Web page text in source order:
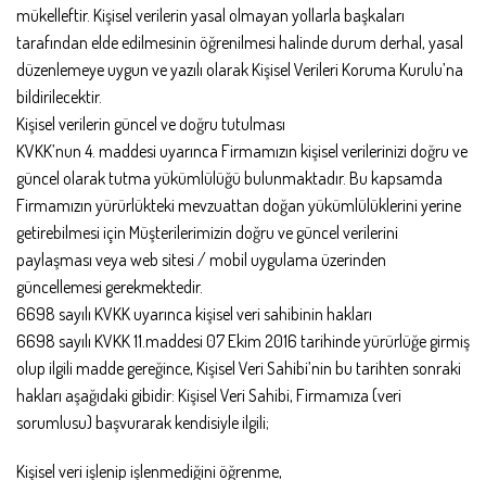
mükelleftir. Kişisel verilerin yasal olmayan yollarla başkaları
tarafından elde edilmesinin öğrenilmesi halinde durum derhal, yasal
düzenlemeye uygun ve yazılı olarak Kişisel Verileri Koruma Kurulu’na
bildirilecektir.
Kişisel verilerin güncel ve doğru tutulması
KVKK’nun 4. maddesi uyarınca Firmamızın kişisel verilerinizi doğru ve
güncel olarak tutma yükümlülüğü bulunmaktadır. Bu kapsamda
Firmamızın yürürlükteki mevzuattan doğan yükümlülüklerini yerine
getirebilmesi için Müşterilerimizin doğru ve güncel verilerini
paylaşması veya web sitesi / mobil uygulama üzerinden
güncellemesi gerekmektedir.
6698 sayılı KVKK uyarınca kişisel veri sahibinin hakları
6698 sayılı KVKK 11.maddesi 07 Ekim 2016 tarihinde yürürlüğe girmiş
olup ilgili madde gereğince, Kişisel Veri Sahibi’nin bu tarihten sonraki
hakları aşağıdaki gibidir: Kişisel Veri Sahibi, Firmamıza (veri
sorumlusu) başvurarak kendisiyle ilgili;
Kişisel veri işlenip işlenmediğini öğrenme,